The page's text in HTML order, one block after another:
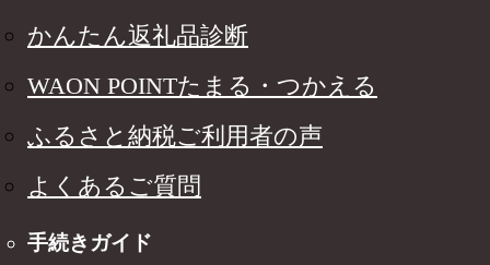
かんたん返礼品診断
WAON POINTたまる・つかえる
ふるさと納税ご利用者の声
よくあるご質問
手続きガイド